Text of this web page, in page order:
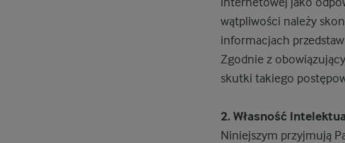
wątpliwości należy
informacjach
Zgodnie z
skutki takiego
2. Własność
Niniejszym przyjmują